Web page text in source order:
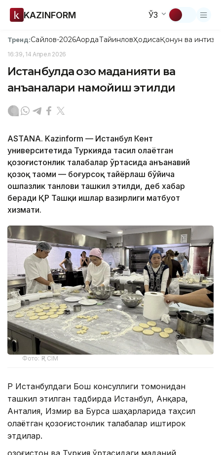
KAZINFORM ЎЗ
Тренд:Сайлов-2026АқордаТайинловҲодисаҚонун ва
16:39, 14 Апрел 2026
Истанбулда қозоқ маданияти ва
анъаналари намойиш этилди
ASTANA. Kazinform — Истанбул Кент
университетида Туркияда таҳсил олаётган
қозоғистонлик талабалар ўртасида анъанавий
қозоқ таоми — боғурсоқ тайёрлаш бўйича
ошпазлик танлови ташкил этилди, деб хабар
беради ҚР Ташқи ишлар вазирлиги матбуот
хизмати.
Фото: ҚР СІМ
ҚР Истанбулдаги Бош консуллиги томонидан
ташкил этилган тадбирда Истанбул, Анқара,
Анталия, Измир ва Бурса шаҳарларида таҳсил
олаётган қозоғистонлик талабалар иштирок
этдилар.